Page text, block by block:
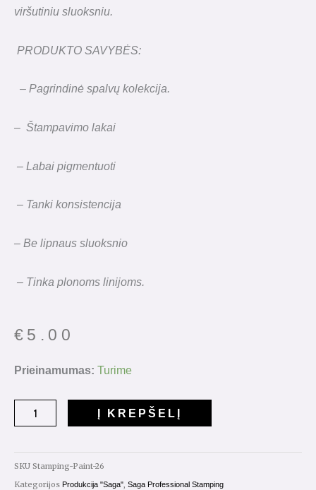
viršutiniu sluoksniu.
PRODUKTO SAVYBĖS:
– Pagrindinė spalvų kolekcija.
– Štampavimo lakai
– Labai pigmentuoti
– Tanki konsistencija
– Be lipnaus sluoksnio
– Tinka plonoms linijoms.
€ 5.00
Prieinamumas: Turime
produkto
Stamping
Nr.26
8ml
Į KREPŠELĮ
SKU Stamping-Paint-26
Kategorijos Produkcija "Saga" Saga Professional Stamping